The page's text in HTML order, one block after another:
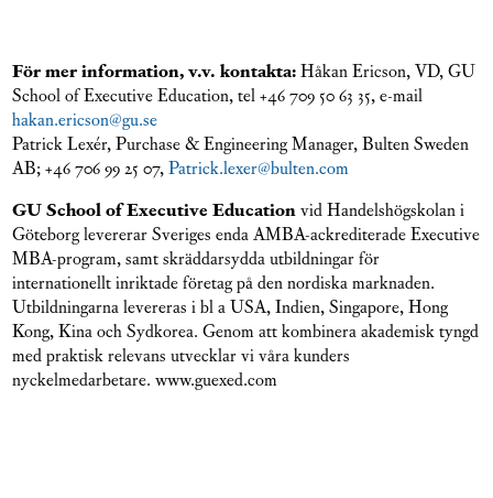
För mer information, v.v. kontakta:Håkan Ericson, VD, GU
School of Executive Education, tel +46 709 50 63 35, e-mail
hakan.ericson@gu.se
Patrick Lexér, Purchase & Engineering Manager, Bulten Sweden
AB; +46 706 99 25 07,Patrick.lexer@bulten.com
GU School of Executive Education vid Handelshögskolan i
Göteborg levererar Sveriges enda AMBA-ackrediterade Executive
MBA-program, samt skräddarsydda utbildningar för
internationellt inriktade företag på den nordiska marknaden.
Utbildningarna levereras i bl a USA, Indien, Singapore, Hong
Kong, Kina och Sydkorea. Genom att kombinera akademisk tyngd
med praktisk relevans utvecklar vi våra kunders
nyckelmedarbetare. www.guexed.com